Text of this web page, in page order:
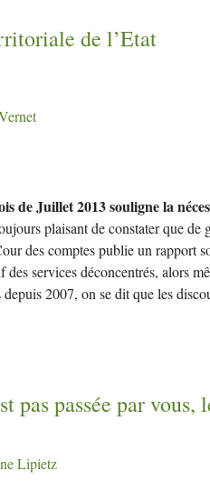
de l’Etat
de Juillet 2013 souligne la
plaisant de constater que de
des comptes publie un rapport
services déconcentrés, alors
2007, on se dit que les
pas passée par vous,
Lipietz